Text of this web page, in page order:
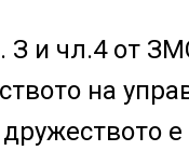
З и чл.4 от
на
е